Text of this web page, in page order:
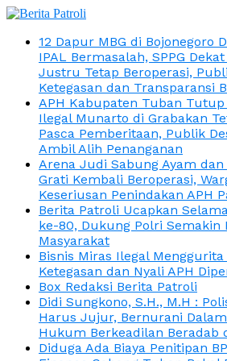
12 Dapur MBG di Bojonegoro
IPAL Bermasalah, SPPG
Justru Tetap Beroperasi,
Ketegasan dan Transparansi
APH Kabupaten Tuban
Ilegal Munarto di Grabakan
Pasca Pemberitaan, Publik
Ambil Alih Penanganan
Arena Judi Sabung Ayam
Grati Kembali Beroperasi,
Keseriusan Penindakan APH
Berita Patroli Ucapkan
ke-80, Dukung Polri Semakin
Masyarakat
Bisnis Miras Ilegal
Ketegasan dan Nyali APH
Box Redaksi Berita Patroli
Didi Sungkono, S.H., M.H :
Harus Jujur, Bernurani
Hukum Berkeadilan Beradab
Diduga Ada Biaya Penitipan